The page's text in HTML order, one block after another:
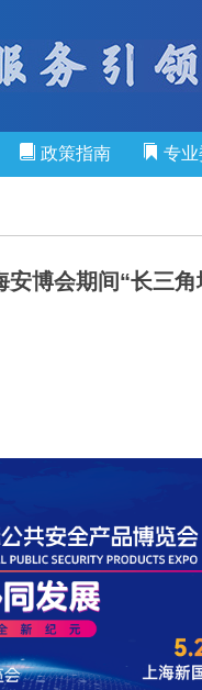
政策指南 专业
博会期间“长三